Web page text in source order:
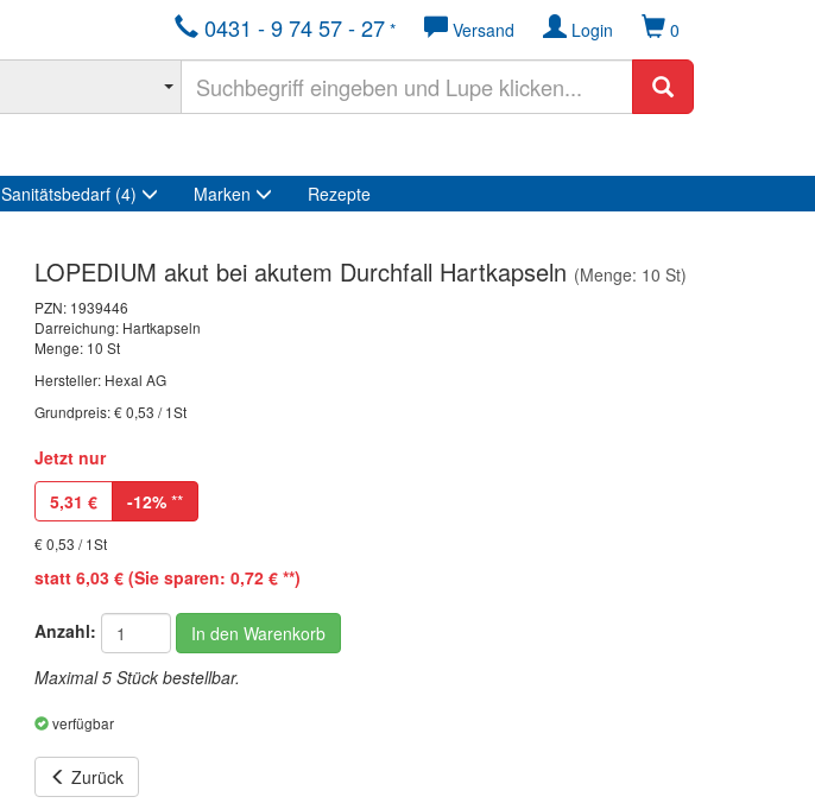
0
Login
Versand
0431 - 9 74 57 - 27 *
Sanitätsbedarf (4) Marken Rezepte
LOPEDIUM akut bei akutem Durchfall Hartkapseln (Menge: 10 St)
PZN: 1939446
Darreichung: Hartkapseln
Menge: 10 St
Hersteller: Hexal AG
Grundpreis: € 0,53 / 1St
Jetzt nur
5,31 € -12% **
€ 0,53 / 1St
statt 6,03 € (Sie sparen: 0,72 € **)
Anzahl:
In den Warenkorb
Maximal 5 Stück bestellbar.
verfügbar
Zurück